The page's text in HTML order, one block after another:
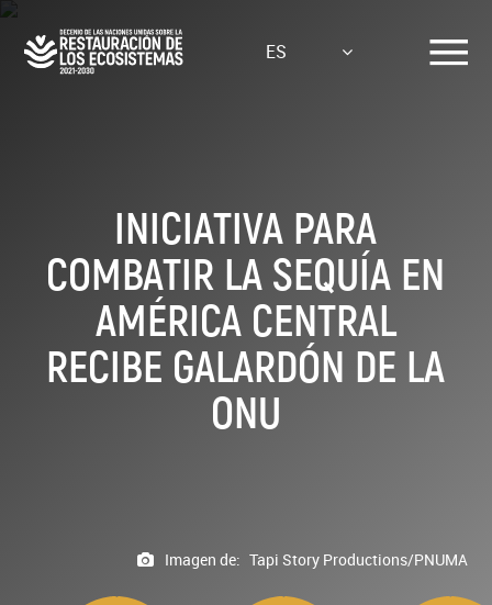
Pasar
contenido
ES
INICIATIVA PARA
COMBATIR LA SEQUÍA EN
AMÉRICA CENTRAL
RECIBE GALARDÓN DE LA
ONU
Imagen de: Tapi Story Productions/PNUMA